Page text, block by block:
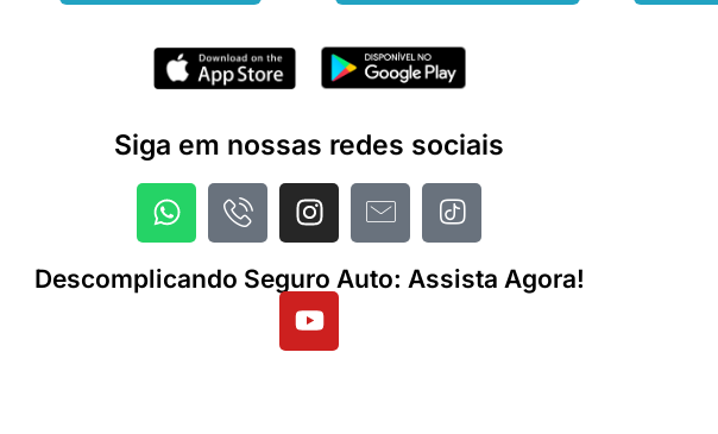
Siga em nossas redes sociais
Descomplicando Seguro Auto: Assista Agora!